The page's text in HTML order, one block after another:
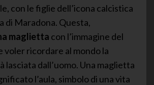
con le figlie dell’icona calcistica
di Maradona. Questa,
maglietta con l’immagine del
voler ricordare al mondo la
dall’uomo. Una maglietta
l’aula, simbolo di una vita